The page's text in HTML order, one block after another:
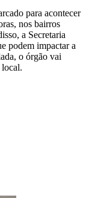
para acontecer
nos bairros
a Secretaria
podem impactar a
o órgão vai